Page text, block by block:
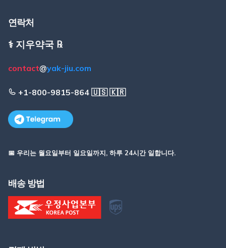
연락처
⚕️ 지우약국 ℞
contact@yak-jiu.com
+1-800-9815-864 🇺🇸 🇰🇷
📅 우리는 월요일부터 일요일까지, 하루 24시간 일합니다.
배송 방법